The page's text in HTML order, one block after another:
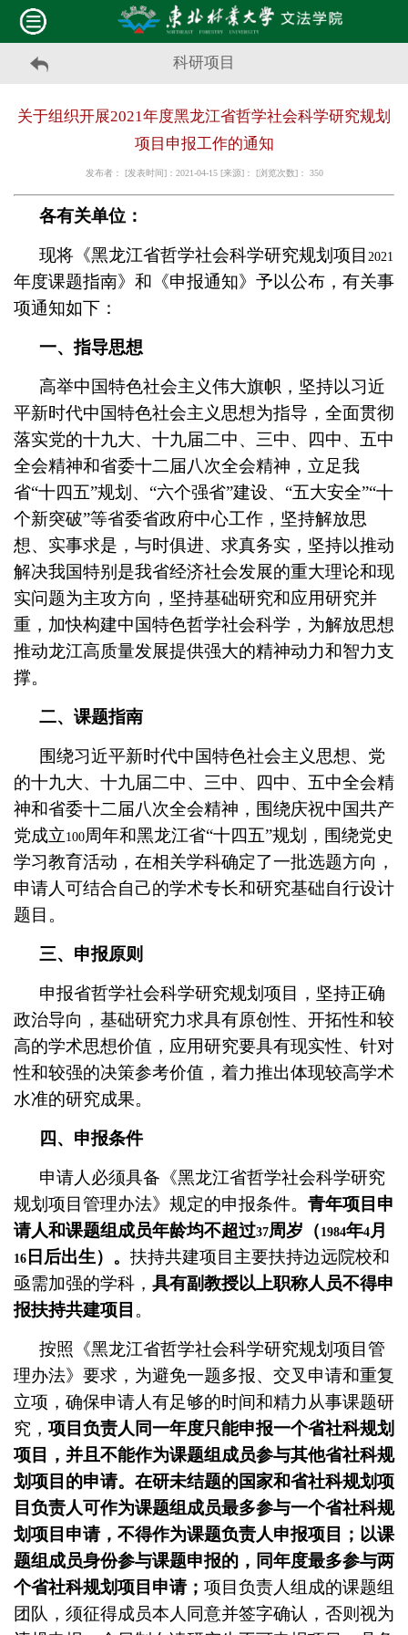
科研项目
关于组织开展2021年度黑龙江省哲学社会科学研究规划
项目申报工作的通知
发布者： [发表时间]：2021-04-15 [来源]： [浏览次数]： 350
各有关单位：
现将《黑龙江省哲学社会科学研究规划项目 2021
年度课题指南》和《申报通知》予以公布，有关事
项通知如下：
一、指导思想
高举中国特色社会主义伟大旗帜，坚持以习近
平新时代中国特色社会主义思想为指导，全面贯彻
落实党的十九大、十九届二中、三中、四中、五中
全会精神和省委十二届八次全会精神，立足我
省“十四五”规划、“六个强省”建设、“五大安全”“十
个新突破”等省委省政府中心工作，坚持解放思
想、实事求是，与时俱进、求真务实，坚持以推动
解决我国特别是我省经济社会发展的重大理论和现
实问题为主攻方向，坚持基础研究和应用研究并
重，加快构建中国特色哲学社会科学，为解放思想
推动龙江高质量发展提供强大的精神动力和智力支
撑。
二、课题指南
围绕习近平新时代中国特色社会主义思想、党
的十九大、十九届二中、三中、四中、五中全会精
神和省委十二届八次全会精神，围绕庆祝中国共产
党成立100周年和黑龙江省“十四五”规划，围绕党史
学习教育活动，在相关学科确定了一批选题方向，
申请人可结合自己的学术专长和研究基础自行设计
题目。
三、申报原则
申报省哲学社会科学研究规划项目，坚持正确
政治导向，基础研究力求具有原创性、开拓性和较
高的学术思想价值，应用研究要具有现实性、针对
性和较强的决策参考价值，着力推出体现较高学术
水准的研究成果。
四、申报条件
申请人必须具备《黑龙江省哲学社会科学研究
规划项目管理办法》规定的申报条件。 青年项目申
请人和课题组成员年龄均不超过37周岁（ 1984年4月
16 日后出生）。 扶持共建项目主要扶持边远院校和
亟需加强的学科， 具有副教授以上职称人员不得申
报扶持共建项目 。
按照《黑龙江省哲学社会科学研究规划项目管
理办法》要求，为避免一题多报、交叉申请和重复
立项，确保申请人有足够的时间和精力从事课题研
究， 项目负责人同一年度只能申报一个省社科规划
项目，并且不能作为课题组成员参与其他省社科规
划项目的申请。在研未结题的国家和省社科规划项
目负责人可作为课题组成员最多参与一个省社科规
划项目申请，不得作为课题负责人申报项目；以课
题组成员身份参与课题申报的，同年度最多参与两
个省社科规划项目申请； 项目负责人组成的课题组
团队，须征得成员本人同意并签字确认，否则视为